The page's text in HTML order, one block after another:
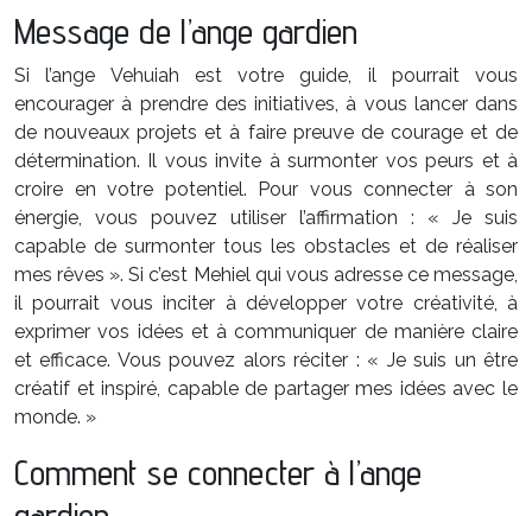
Message de l’ange gardien
Si l’ange Vehuiah est votre guide, il pourrait vous
encourager à prendre des initiatives, à vous lancer dans
de nouveaux projets et à faire preuve de courage et de
détermination. Il vous invite à surmonter vos peurs et à
croire en votre potentiel. Pour vous connecter à son
énergie, vous pouvez utiliser l’affirmation : « Je suis
capable de surmonter tous les obstacles et de réaliser
mes rêves ». Si c’est Mehiel qui vous adresse ce message,
il pourrait vous inciter à développer votre créativité, à
exprimer vos idées et à communiquer de manière claire
et efficace. Vous pouvez alors réciter : « Je suis un être
créatif et inspiré, capable de partager mes idées avec le
monde. »
Comment se connecter à l’ange